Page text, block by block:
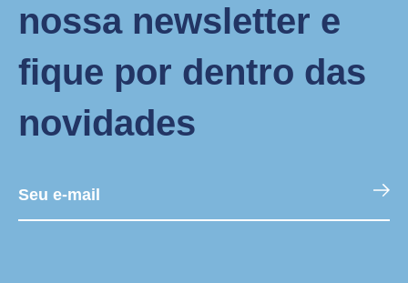
nossa newsletter e
fique por dentro das
novidades